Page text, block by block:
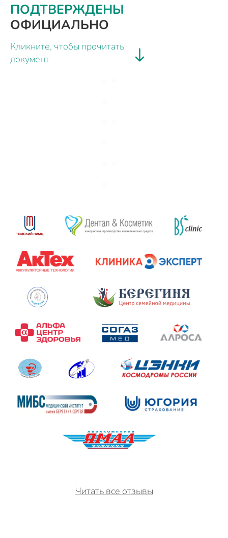
ПОДТВЕРЖДЕНЫ
ОФИЦИАЛЬНО
Кликните, чтобы прочитать
документ
Читать все отзывы